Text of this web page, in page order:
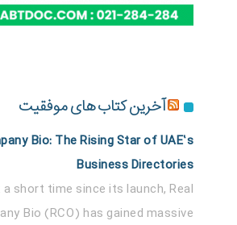
آخرین کتاب های موفقیت
Bio: The Rising Star of UAE’s
Business Directories
a short time since its launch, Real
Bio (RCO) has gained massive